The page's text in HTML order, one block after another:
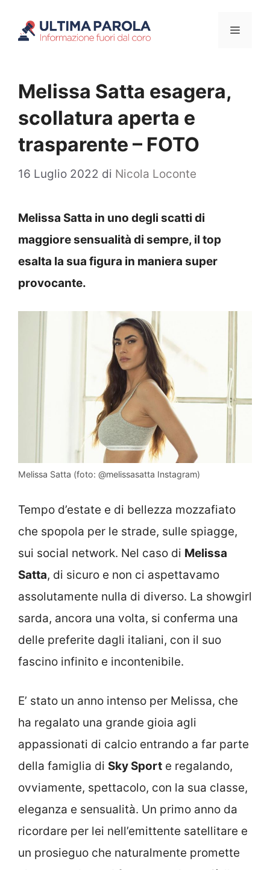
Menu
Melissa Satta esagera,
scollatura aperta e
trasparente – FOTO
16 Luglio 2022 di Nicola Loconte
Melissa Satta in uno degli scatti di
maggiore sensualità di sempre, il top
esalta la sua figura in maniera super
provocante.
Melissa Satta (foto: @melissasatta Instagram)
Tempo d’estate e di bellezza mozzafiato
che spopola per le strade, sulle spiagge,
sui social network. Nel caso di Melissa
Satta, di sicuro e non ci aspettavamo
assolutamente nulla di diverso. La showgirl
sarda, ancora una volta, si conferma una
delle preferite dagli italiani, con il suo
fascino infinito e incontenibile.
E’ stato un anno intenso per Melissa, che
ha regalato una grande gioia agli
appassionati di calcio entrando a far parte
della famiglia di Sky Sport e regalando,
ovviamente, spettacolo, con la sua classe,
eleganza e sensualità. Un primo anno da
ricordare per lei nell’emittente satellitare e
un prosieguo che naturalmente promette